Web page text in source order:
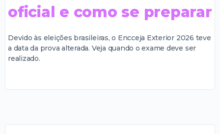
oficial e como se preparar
Devido às eleições brasileiras, o Encceja Exterior 2026 teve
a data da prova alterada. Veja quando o exame deve ser
realizado.